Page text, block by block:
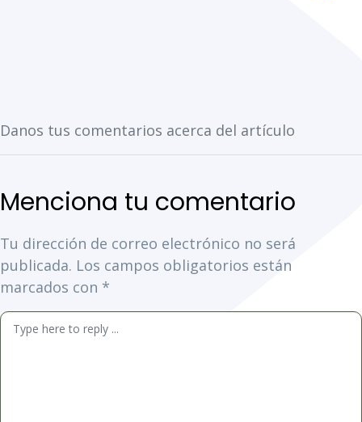
Tu dirección de correo electrónico no será
publicada. Los campos obligatorios están
marcados con *
Comentario